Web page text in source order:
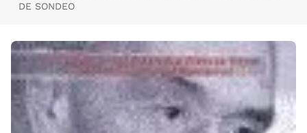
DE SONDEO